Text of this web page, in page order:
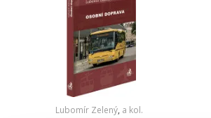
Lubomír Zelený, a kol.